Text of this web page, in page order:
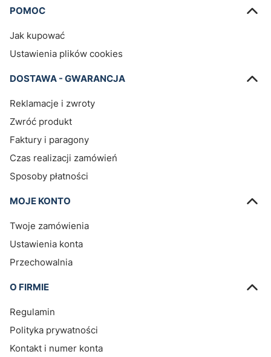
Linki w stopce
POMOC
Jak kupować
Ustawienia plików cookies
DOSTAWA - GWARANCJA
Reklamacje i zwroty
Zwróć produkt
Faktury i paragony
Czas realizacji zamówień
Sposoby płatności
MOJE KONTO
Twoje zamówienia
Ustawienia konta
Przechowalnia
O FIRMIE
Regulamin
Polityka prywatności
Kontakt i numer konta